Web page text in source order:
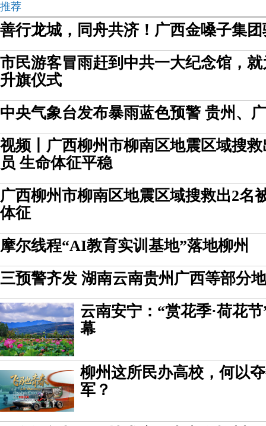
推荐
善行龙城，同舟共济！广西金嗓子集
市民游客冒雨赶到中共一大纪念馆，
升旗仪式
中央气象台发布暴雨蓝色预警 贵州、
视频丨广西柳州市柳南区地震区域搜
员 生命体征平稳
广西柳州市柳南区地震区域搜救出2名
体征
摩尔线程“AI教育实训基地”落地柳州
三预警齐发 湖南云南贵州广西等部分
云南安宁：“赏花季·荷花
幕
柳州这所民办高校，何以
军？